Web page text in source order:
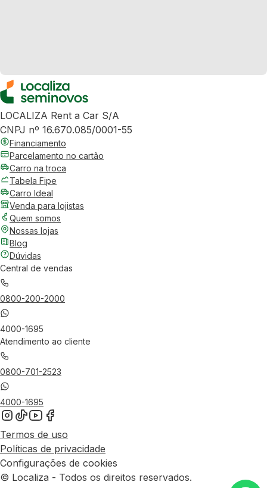
LOCALIZA Rent a Car S/A
CNPJ nº 16.670.085/0001-55
Financiamento
Parcelamento no cartão
Carro na troca
Tabela Fipe
Carro Ideal
Venda para lojistas
Quem somos
Nossas lojas
Blog
Dúvidas
Central de vendas
0800-200-2000
4000-1695
Atendimento ao cliente
0800-701-2523
4000-1695
Termos de uso
Políticas de privacidade
Configurações de cookies
© Localiza - Todos os direitos reservados.